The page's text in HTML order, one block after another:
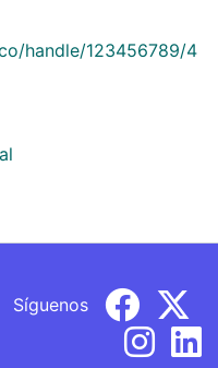
handle/123456789/4
Síguenos